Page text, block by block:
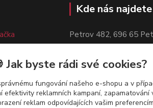
ČZ 150/125
Kde nás najdete
Petrov 482, 696 65
Jak byste rádi své cookies?
fungování našeho e-shopu a v
efektivity reklamních kampaní,
reklam odpovídajících vašim